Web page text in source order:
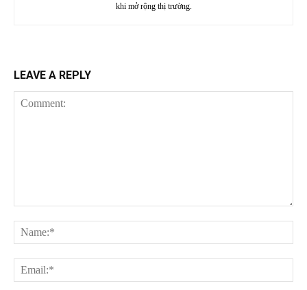
khi mở rộng thị trường.
LEAVE A REPLY